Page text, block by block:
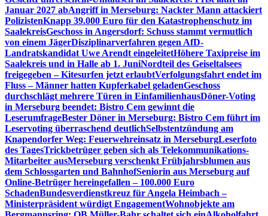
Januar 2027 abAngriff in Merseburg: Nackter Mann attackiert
PolizistenKnapp 39.000 Euro für den Katastrophenschutz im
SaalekreisGeschoss in Angersdorf: Schuss stammt vermutlich
von einem JägerDisziplinarverfahren gegen AfD-
Landratskandidat Uwe Arendt eingeleitetHöhere Taxipreise im
Saalekreis und in Halle ab 1. JuniNordteil des Geiseltalsees
freigegeben – Kitesurfen jetzt erlaubtVerfolgungsfahrt endet im
Fluss – Männer hatten Kupferkabel geladenGeschoss
durchschlägt mehrere Türen in EinfamilienhausDöner-Voting
in Merseburg beendet: Bistro Cem gewinnt die
LeserumfrageBester Döner in Merseburg: Bistro Cem führt im
Leservoting überraschend deutlichSelbstentzündung am
Knapendorfer Weg: Feuerwehreinsatz in MerseburgLeserfoto
des TagesTrickbetrüger geben sich als Telekommunikations-
Mitarbeiter ausMerseburg verschenkt Frühjahrsblumen aus
dem Schlossgarten und BahnhofSeniorin aus Merseburg auf
Online-Betrüger hereingefallen – 100.000 Euro
SchadenBundesverdienstkreuz für Angela Heimbach –
Ministerpräsident würdigt EngagementWohnobjekte am